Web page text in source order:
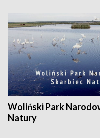
Woliński Park
Natury